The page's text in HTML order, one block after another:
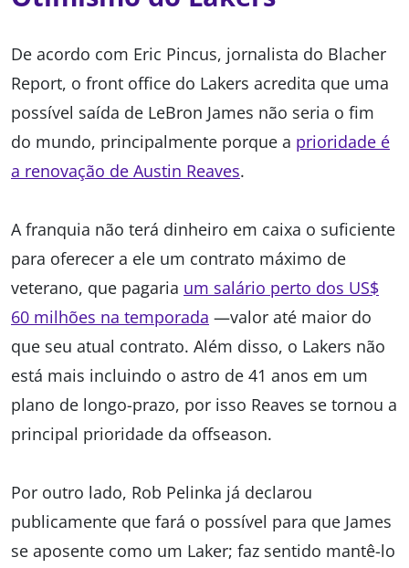
De acordo com Eric Pincus, jornalista do Blacher
Report, o front office do Lakers acredita que uma
possível saída de LeBron James não seria o fim
do mundo, principalmente porque a prioridade é
a renovação de Austin Reaves.
A franquia não terá dinheiro em caixa o suficiente
para oferecer a ele um contrato máximo de
veterano, que pagaria um salário perto dos US$
60 milhões na temporada —valor até maior do
que seu atual contrato. Além disso, o Lakers não
está mais incluindo o astro de 41 anos em um
plano de longo-prazo, por isso Reaves se tornou a
principal prioridade da offseason.
Por outro lado, Rob Pelinka já declarou
publicamente que fará o possível para que James
se aposente como um Laker; faz sentido mantê-lo